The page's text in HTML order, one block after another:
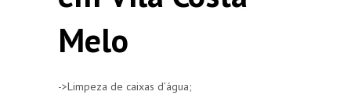
Melo
->Limpeza de caixas d’água;